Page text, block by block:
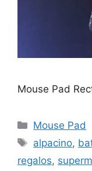
Mouse Pad
Categorías
Mouse Pad
Etiquetas
alpacino,
regalos,